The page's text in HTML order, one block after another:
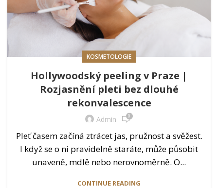
KOSMETOLOGIE
Hollywoodský peeling v Praze |
Rozjasnění pleti bez dlouhé
rekonvalescence
Admin 0
Pleť časem začíná ztrácet jas, pružnost a svěžest.
I když se o ni pravidelně staráte, může působit
unaveně, mdlě nebo nerovnoměrně. O...
CONTINUE READING